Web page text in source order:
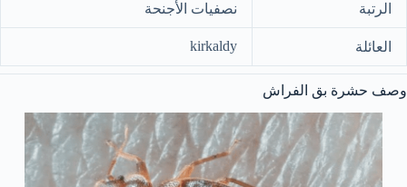
الرتبة نصفيات الأجنحة
العائلة kirkaldy
وصف حشرة بق الفراش